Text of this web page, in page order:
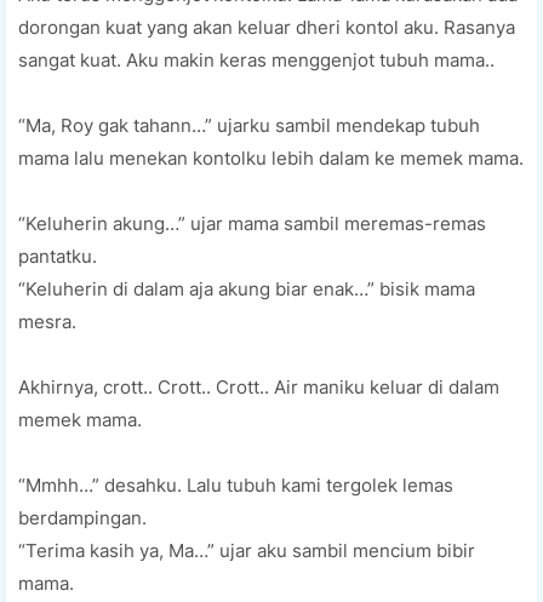
dorongan kuat yang akan keluar dheri kontol aku. Rasanya
sangat kuat. Aku makin keras menggenjot tubuh mama..
“Ma, Roy gak tahann…” ujarku sambil mendekap tubuh
mama lalu menekan kontolku lebih dalam ke memek mama.
“Keluherin akung…” ujar mama sambil meremas-remas
pantatku.
“Keluherin di dalam aja akung biar enak…” bisik mama
mesra.
Akhirnya, crott.. Crott.. Crott.. Air maniku keluar di dalam
memek mama.
“Mmhh…” desahku. Lalu tubuh kami tergolek lemas
berdampingan.
“Terima kasih ya, Ma…” ujar aku sambil mencium bibir
mama.